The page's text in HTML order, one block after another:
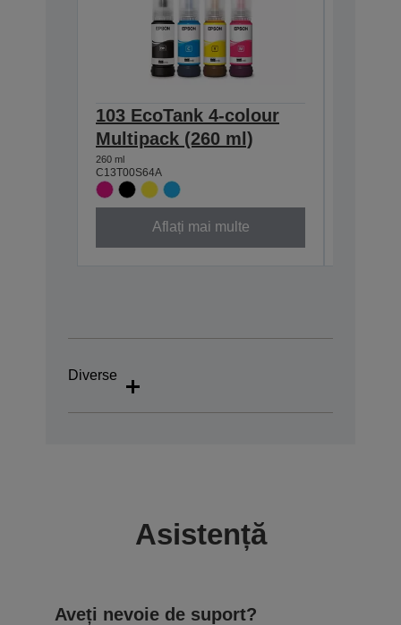
103 EcoTank 4-colour
Multipack (260 ml)
260 ml
C13T00S64A
Aflați mai multe
Diverse
Asistență
Aveți nevoie de suport?